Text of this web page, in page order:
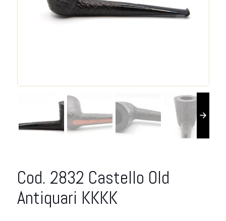
Cod. 2832 Castello Old
Antiquari KKKK